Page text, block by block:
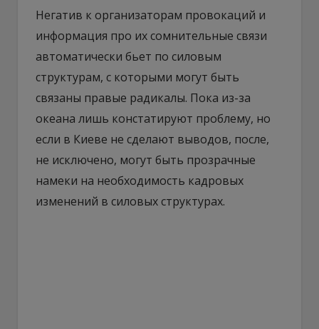
Негатив к организаторам провокаций и
информация про их сомнительные связи
автоматически бьет по силовым
структурам, с которыми могут быть
связаны правые радикалы. Пока из-за
океана лишь констатируют проблему, но
если в Киеве не сделают выводов, после,
не исключено, могут быть прозрачные
намеки на необходимость кадровых
изменений в силовых структурах.